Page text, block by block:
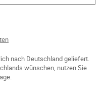
nach Deutschland geliefert.
wünschen, nutzen Sie